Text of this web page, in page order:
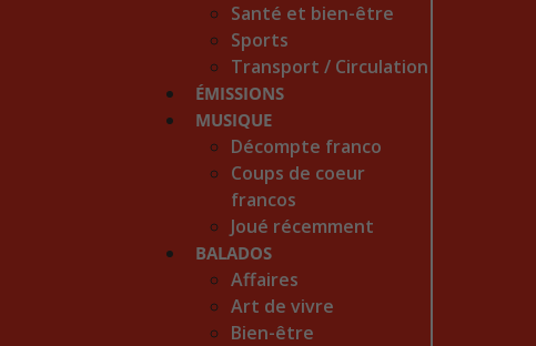
Santé et bien-être
Sports
Transport / Circulation
ÉMISSIONS
MUSIQUE
Décompte franco
Coups de coeur
francos
Joué récemment
BALADOS
Affaires
Art de vivre
Bien-être